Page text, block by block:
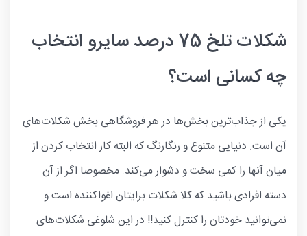
شکلات تلخ 75 درصد سایرو انتخاب
چه کسانی است؟
یکی از جذاب‌ترین بخش‌ها در هر فروشگاهی بخش شکلات‌های
آن است. دنیایی متنوع و رنگارنگ که البته کار انتخاب کردن از
میان آنها را کمی سخت و دشوار می‌کند. مخصوصا اگر از آن
دسته افرادی باشید که کلا شکلات برایتان اغواکننده است و
نمی‌توانید خودتان را کنترل کنید!! در این شلوغی شکلات‌های